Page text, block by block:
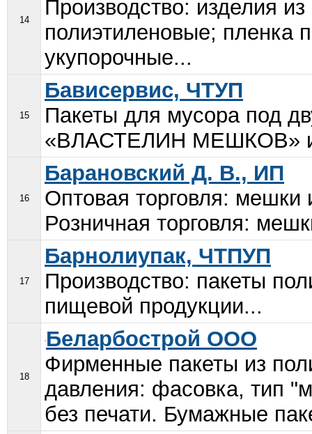
14
Производство: изделия
полиэтиленовые; пленка
укупорочные...
15
Бависервис, ЧТУП
Пакеты для мусора под
«ВЛАСТЕЛИН МЕШКОВ»
16
Барановский Д. В., ИП
Оптовая торговля: мешки
Розничная торговля:
17
Барнолиупак, ЧТПУП
Производство: пакеты
пищевой продукции...
18
Беларбострой ООО
Фирменные пакеты из
давления: фасовка, тип
без печати. Бумажные